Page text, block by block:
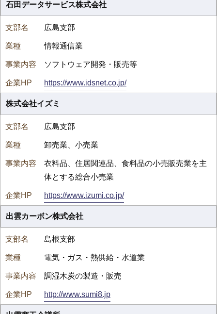
石田データサービス株式会社
広島支部
情報通信業
ソフトウェア開発・販売等
https://www.idsnet.co.jp/
株式会社イズミ
広島支部
卸売業、小売業
衣料品、住居関連品、食料品の小売販売業を主
体とする総合小売業
https://www.izumi.co.jp/
出雲カーボン株式会社
島根支部
電気・ガス・熱供給・水道業
調湿木炭の製造・販売
http://www.sumi8.jp